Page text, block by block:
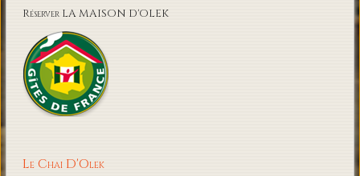
Réserver LA MAISON D'OLEK
Le Chai D'Olek